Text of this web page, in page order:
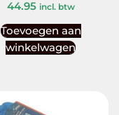
44.95 incl. btw
Toevoegen aan
winkelwagen